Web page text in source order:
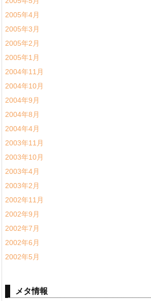
2005年4月
2005年3月
2005年2月
2005年1月
2004年11月
2004年10月
2004年9月
2004年8月
2004年4月
2003年11月
2003年10月
2003年4月
2003年2月
2002年11月
2002年9月
2002年7月
2002年6月
2002年5月
メタ情報